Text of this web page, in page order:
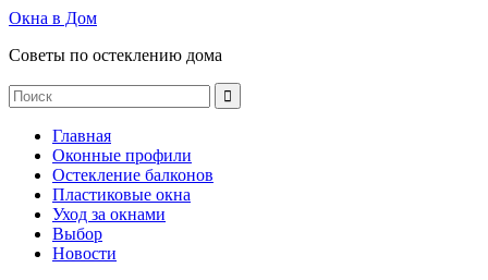
Окна в Дом
Советы по остеклению дома
Главная
Оконные профили
Остекление балконов
Пластиковые окна
Уход за окнами
Выбор
Новости